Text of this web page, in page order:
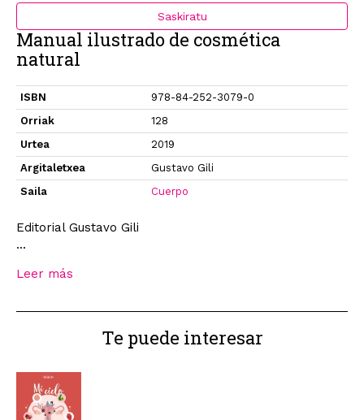
Saskiratu
Manual ilustrado de cosmética
natural
ISBN
978-84-252-3079-0
Orriak
128
Urtea
2019
Argitaletxea
Gustavo Gili
Saila
Cuerpo
Editorial Gustavo Gili
...
Leer más
Te puede interesar